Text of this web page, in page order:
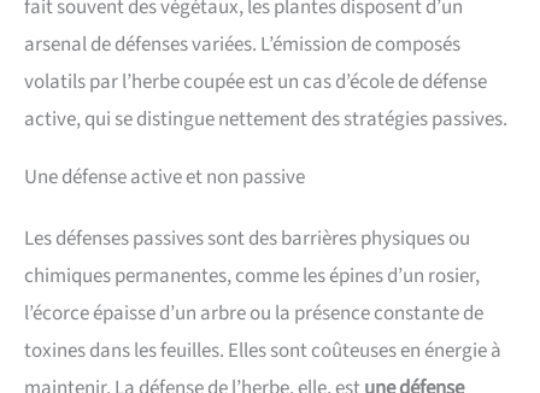
fait souvent des végétaux, les plantes disposent d’un
arsenal de défenses variées. L’émission de composés
volatils par l’herbe coupée est un cas d’école de défense
active, qui se distingue nettement des stratégies passives.
Une défense active et non passive
Les défenses passives sont des barrières physiques ou
chimiques permanentes, comme les épines d’un rosier,
l’écorce épaisse d’un arbre ou la présence constante de
toxines dans les feuilles. Elles sont coûteuses en énergie à